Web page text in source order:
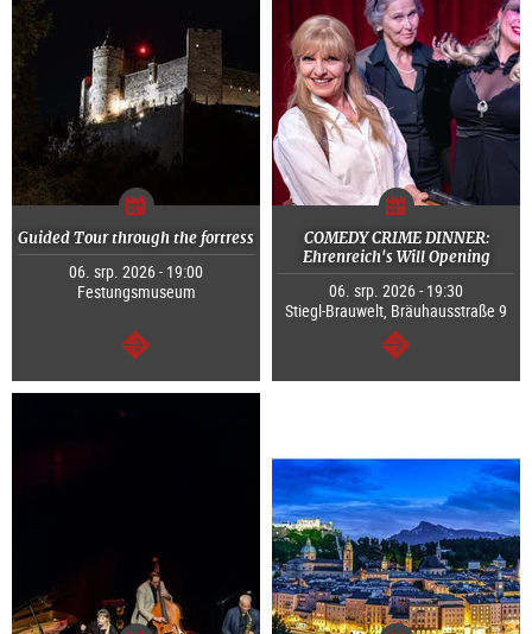
Guided Tour through the fortress
06. srp. 2026 - 19:00
Festungsmuseum
continue
COMEDY CRIME DINNER:
Ehrenreich's Will Opening
06. srp. 2026 - 19:30
Stiegl-Brauwelt, Bräuhausstraße 9
continue